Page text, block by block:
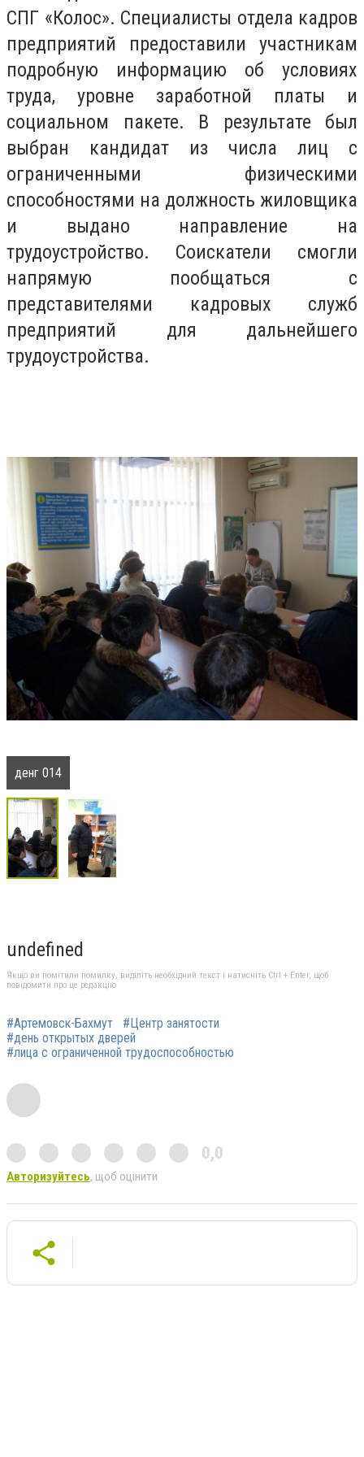
СПГ «Колос». Специалисты отдела кадров
предприятий предоставили участникам
подробную информацию об условиях
труда, уровне заработной платы и
социальном пакете. В результате был
выбран кандидат из числа лиц с
ограниченными физическими
способностями на должность жиловщика
и выдано направление на
трудоустройство. Соискатели смогли
напрямую пообщаться с
представителями кадровых служб
предприятий для дальнейшего
трудоустройства.
денг 014
undefined
Якщо ви помітили помилку, виділіть необхідний текст і натисніть Ctrl + Enter, щоб
повідомити про це редакцію
#Артемовск-Бахмут
#Центр занятости
#день открытых дверей
#лица с ограниченной трудоспособностью
0,0
Авторизуйтесь, щоб оцінити